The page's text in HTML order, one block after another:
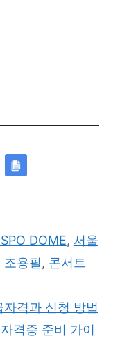
DOME, 서울
조용필, 콘서트
격과 신청 방법
격증 준비 가이